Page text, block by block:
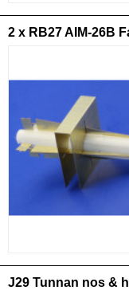
2 x RB27 AIM-26B
J29 Tunnan nos &